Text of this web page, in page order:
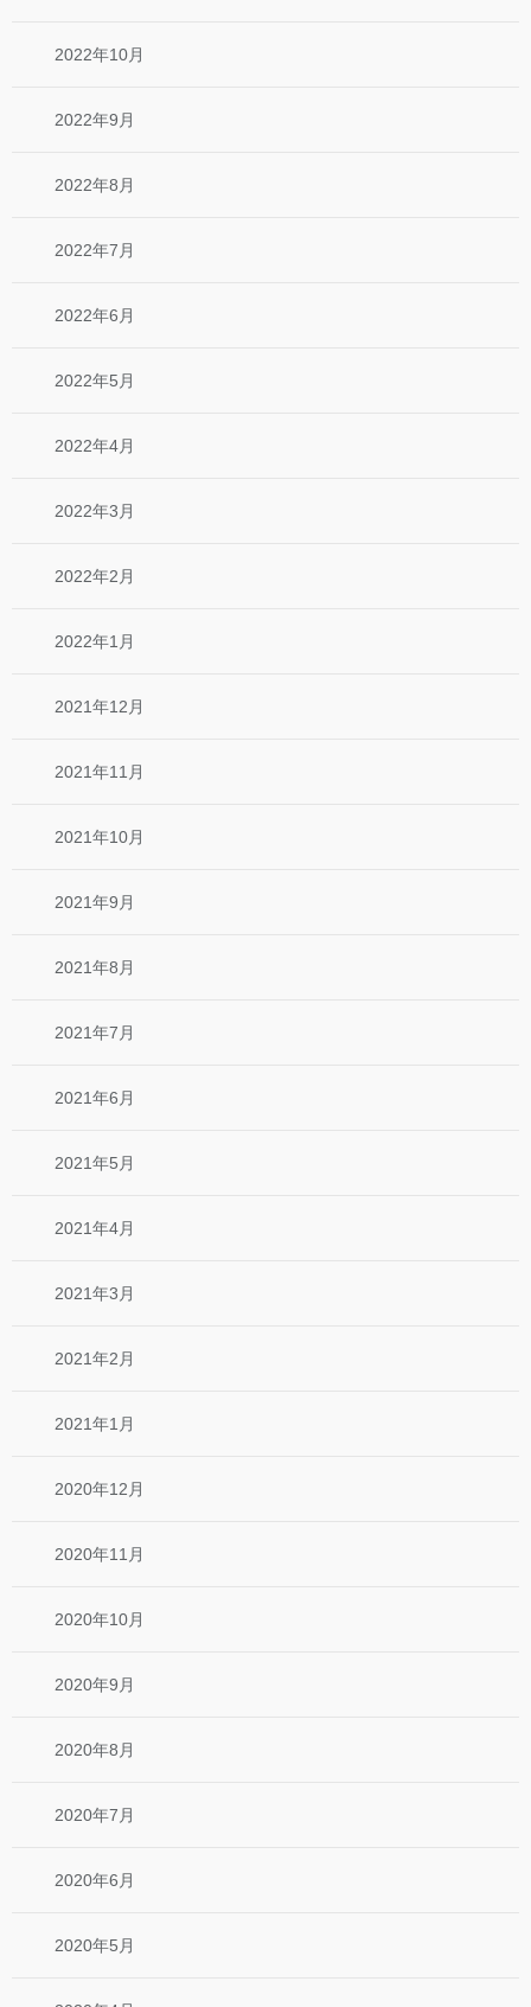
2022年10月
2022年9月
2022年8月
2022年7月
2022年6月
2022年5月
2022年4月
2022年3月
2022年2月
2022年1月
2021年12月
2021年11月
2021年10月
2021年9月
2021年8月
2021年7月
2021年6月
2021年5月
2021年4月
2021年3月
2021年2月
2021年1月
2020年12月
2020年11月
2020年10月
2020年9月
2020年8月
2020年7月
2020年6月
2020年5月